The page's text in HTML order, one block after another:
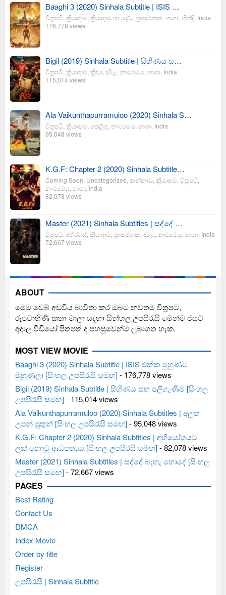
Baaghi 3 (2020) Sinhala Subtitle | ISIS …
චිත්‍රපටි ක්‍රියාදාම ක්‍රියාදාම හා යුද්ධ ත්‍රාසජනක භාශා හින්දි India
176,778 views
Bigil (2019) Sinhala Subtitle | සිහිණය ස…
චිත්‍රපටි ක්‍රියාදාම ක්‍රීඩා දමිළ නාට්‍යමය භාශා India
115,014 views
Ala Vaikunthapurramuloo (2020) Sinhala S…
චිත්‍රපටි ක්‍රියාදාම තෙළිගු නාට්‍යමය භාශා India
95,048 views
K.G.F: Chapter 2 (2020) Sinhala Subtitle…
Coming Soon Uncategorized කන්නාඩ ක්‍රියාදාම චිත්‍රපටි
නාට්‍යමය භාශා India
82,078 views
Master (2021) Sinhala Subtitles | සද්දේ …
චිත්‍රපටි අභිරහස් ක්‍රියාදාම ත්‍රාසජනක දමිළ නාට්‍යමය භාශා India
72,667 views
ABOUT
මෙම වෙබ් අඩවිය බාවිතා කර ඔබට නවතම චිත්‍රපට,
රූපවාහිණී කතා මාලා සදහා සින්හල උපසිරැසි මෙන්ම එයට
අදාල වීඩියෝ පිතපත් ද පහසුවෙන්ම ලබාගත හැක.
MOST VIEW MOVIE
Baaghi 3 (2020) Sinhala Subtitle | ISIS එක්ක මුහුණට
මුහුණලා [සිංහල උපසිරැසි සමඟ]- 176,778 views
Bigil (2019) Sinhala Subtitle | සිහිණය සහ පලිගැණීම [සිංහල
උපසිරැසි සමඟ]- 115,014 views
Ala Vaikunthapurramuloo (2020) Sinhala Subtitles | අලුත
උපන් පුතුන් [සිංහල උපසිරැසි සමඟ]- 95,048 views
K.G.F: Chapter 2 (2020) Sinhala Subtitles | අභියෝගයට
ලක් නොවූ ආධිපත්‍යය [සිංහල උපසිරසි සමඟ]- 82,078 views
Master (2021) Sinhala Subtitles | සද්දේ බැහැ හොදේ [සිංහල
උපසිරැසි සමඟ]- 72,667 views
PAGES
Best Rating
Contact Us
DMCA
Index Movie
Order by title
Register
උපසිරැසි | Sinhala Subtitle